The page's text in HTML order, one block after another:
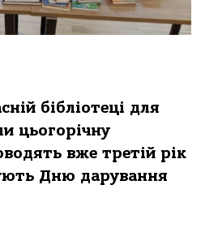
бібліотеці для
цьогорічну
вже третій рік
Дню дарування